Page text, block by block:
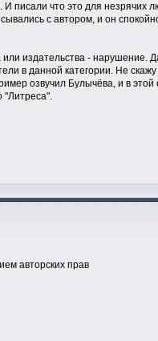
писали что это для незрячих
с автором, и он
или издательства -
в данной категории. Не
озвучил Булычёва, и в этой
"Литреса".
авторских прав